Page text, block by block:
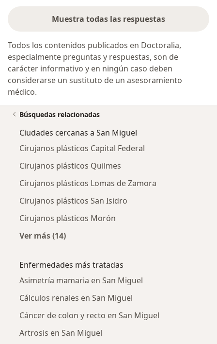
Muestra todas las respuestas
Todos los contenidos publicados en Doctoralia,
especialmente preguntas y respuestas, son de
carácter informativo y en ningún caso deben
considerarse un sustituto de un asesoramiento
médico.
Búsquedas relacionadas
Ciudades cercanas a San Miguel
Cirujanos plásticos Capital Federal
Cirujanos plásticos Quilmes
Cirujanos plásticos Lomas de Zamora
Cirujanos plásticos San Isidro
Cirujanos plásticos Morón
Ver más (14)
Enfermedades más tratadas
Asimetría mamaria en San Miguel
Cálculos renales en San Miguel
Cáncer de colon y recto en San Miguel
Artrosis en San Miguel